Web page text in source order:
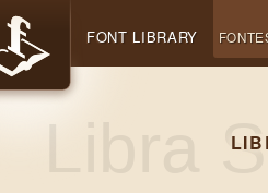
FONT LIBRARY